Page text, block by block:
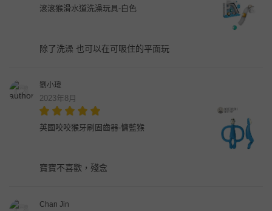
滾滾猴滑水道洗澡玩具-白色
除了洗澡 也可以在可吸住的平面玩
劉小瑋
2023年8月
英國咬咬猴牙刷固齒器-慵藍猴
寶寶不喜歡，殘念
Chan Jin